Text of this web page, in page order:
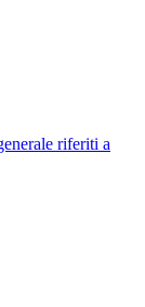
riferiti a